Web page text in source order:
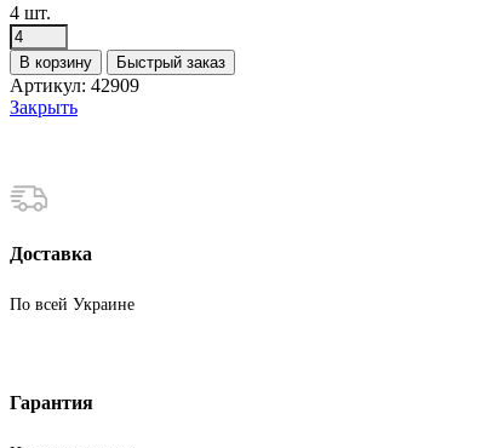
4 шт.
Количество
товара
Шины
бу
215
Зима
Bestdrive
В корзину Быстрый заказ
Артикул: 42909
Закрыть
Доставка
По всей Украине
Гарантия